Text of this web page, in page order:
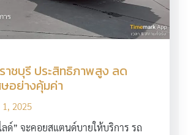
าชบุรี ประสิทธิภาพสูง ลด
อย่างคุ้มค่า
2025
ลด์” จะคอยสแตนด์บายให้บริการ รถ